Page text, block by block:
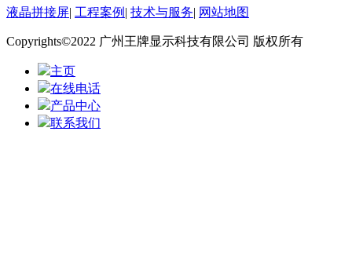
液晶拼接屏| 工程案例 | 技术与服务| 网站地图
Copyrights©2022 广州王牌显示科技有限公司 版权所有
主页
在线电话
产品中心
联系我们